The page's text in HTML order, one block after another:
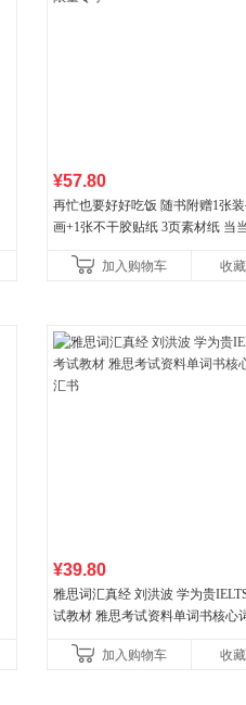
¥57.80
再忙也要好好吃饭 随书附赠1张
画+1张不干胶贴纸 3页素材纸 当
加入购物车
收藏
¥39.80
雅思词汇真经 刘洪波 学为贵
试教材 雅思考试资料单词书核心
加入购物车
收藏